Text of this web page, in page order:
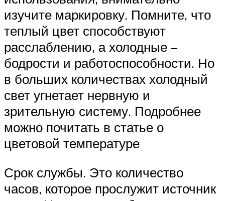
изучите маркировку. Помните, что
теплый цвет способствуют
расслаблению, а холодные –
бодрости и работоспособности. Но
в больших количествах холодный
свет угнетает нервную и
зрительную систему. Подробнее
можно почитать в статье о
цветовой температуре
Срок службы. Это количество
часов, которое прослужит источник